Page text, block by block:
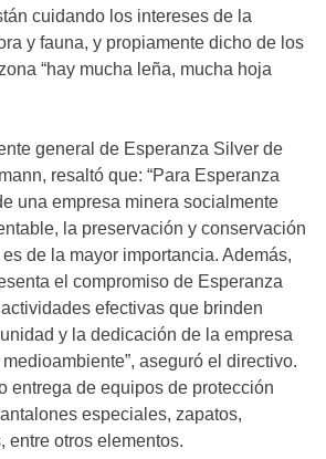
cuidando los intereses de la
y fauna, y propiamente dicho de los
“hay mucha leña, mucha hoja
general de Esperanza Silver de
resaltó que: “Para Esperanza
una empresa minera socialmente
la preservación y conservación
de la mayor importancia. Además,
el compromiso de Esperanza
efectivas que brinden
y la dedicación de la empresa
aseguró el directivo.
entrega de equipos de protección
especiales, zapatos,
entre otros elementos.